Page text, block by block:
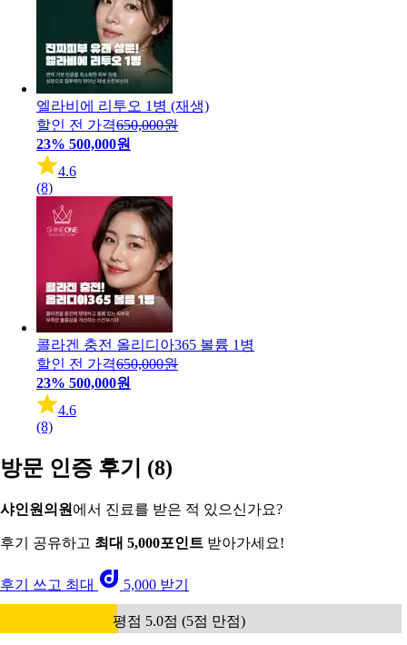
엘라비에 리투오 1병 (재생)
할인 전 가격650,000원
23% 500,000원
4.6
(8)
콜라겐 충전 올리디아365 볼륨 1병
할인 전 가격650,000원
23% 500,000원
4.6
(8)
방문 인증 후기 (8)
샤인원의원 에서 진료를 받은 적 있으신가요?
후기 공유하고 최대 5,000포인트 받아가세요!
후기 쓰고 최대 5,000 받기
평점 5.0점 (5점 만점)